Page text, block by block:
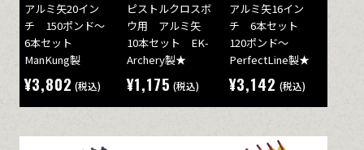
アルミ矢20イン
チ 150ポンド～
6本セット
ManKung製
¥3,802 (税込)
ピストルクロスボ
ウ用 アルミ矢
10本セット EK-
Archery製★
¥1,175 (税込)
アルミ矢16イン
チ 6本セット
120ポンド～
PerfectLine製★
¥3,142 (税込)